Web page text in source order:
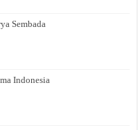
Sembada
Indonesia